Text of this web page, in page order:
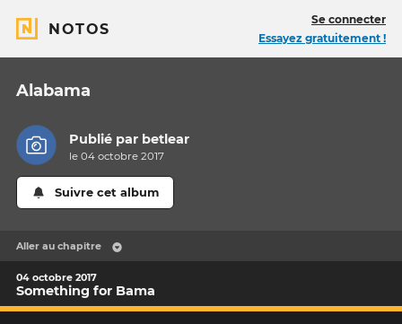
NOTOS
Se connecter
Essayez gratuitement !
Alabama
Publié par betlear
le 04 octobre 2017
Suivre cet album
Aller au chapitre
04 octobre 2017
Something for Bama